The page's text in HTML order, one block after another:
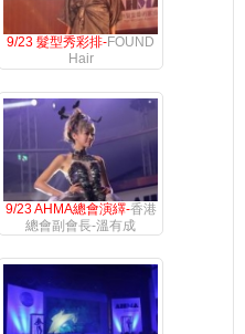
9/23 髮型秀彩排-FOUND
Hair
9/23 AHMA總會演繹-香港
總會副會長-溫有成